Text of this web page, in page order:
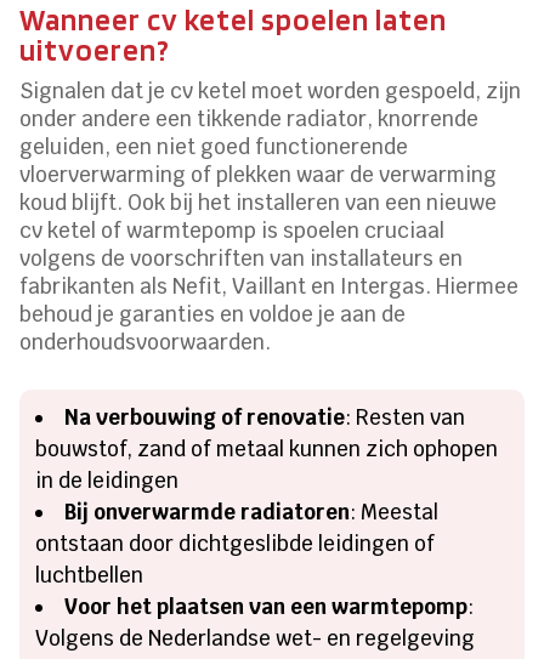
Wanneer cv ketel spoelen laten
uitvoeren?
Signalen dat je cv ketel moet worden gespoeld, zijn
onder andere een tikkende radiator, knorrende
geluiden, een niet goed functionerende
vloerverwarming of plekken waar de verwarming
koud blijft. Ook bij het installeren van een nieuwe
cv ketel of warmtepomp is spoelen cruciaal
volgens de voorschriften van installateurs en
fabrikanten als Nefit, Vaillant en Intergas. Hiermee
behoud je garanties en voldoe je aan de
onderhoudsvoorwaarden.
Na verbouwing of renovatie: Resten van
bouwstof, zand of metaal kunnen zich ophopen
in de leidingen
Bij onverwarmde radiatoren: Meestal
ontstaan door dichtgeslibde leidingen of
luchtbellen
Voor het plaatsen van een warmtepomp:
Volgens de Nederlandse wet- en regelgeving